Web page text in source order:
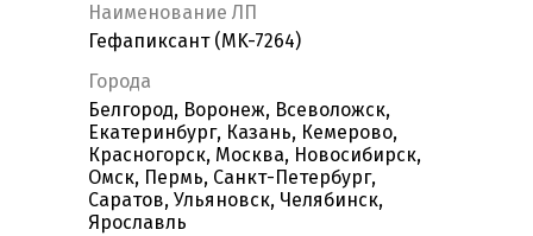
Наименование ЛП
Гефапиксант (MK-7264)
Города
Белгород, Воронеж, Всеволожск,
Екатеринбург, Казань, Кемерово,
Красногорск, Москва, Новосибирск,
Омск, Пермь, Санкт-Петербург,
Саратов, Ульяновск, Челябинск,
Ярославль